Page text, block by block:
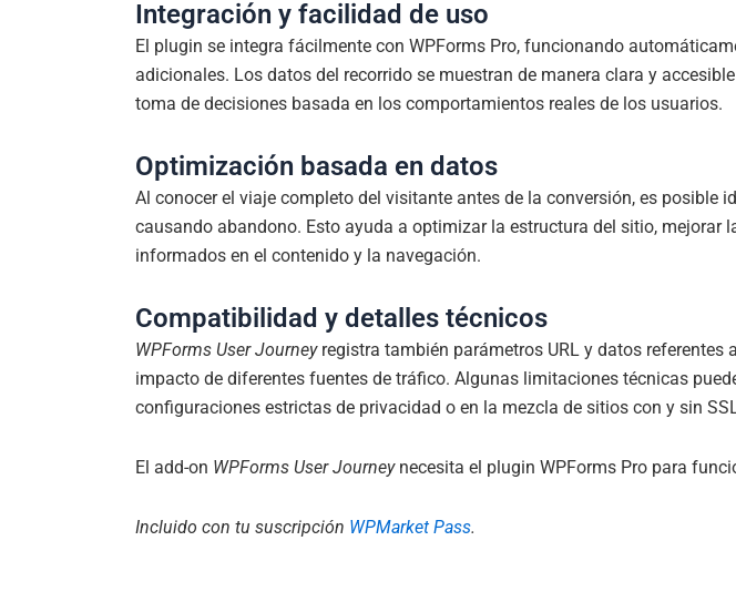
Integración y facilidad de uso
El plugin se integra fácilmente con WPForms Pro, funcionando
adicionales. Los datos del recorrido se muestran de manera clara y
toma de decisiones basada en los comportamientos reales de los usuarios.
Optimización basada en datos
Al conocer el viaje completo del visitante antes de la conversión, es
causando abandono. Esto ayuda a optimizar la estructura del sitio,
informados en el contenido y la navegación.
Compatibilidad y detalles técnicos
WPForms User Journeyregistra también parámetros URL y datos referentes
impacto de diferentes fuentes de tráfico. Algunas limitaciones técnicas
configuraciones estrictas de privacidad o en la mezcla de sitios con y sin
El add-on WPForms User Journeynecesita el plugin WPForms Pro para
Incluido con tu suscripción WPMarket Pass.